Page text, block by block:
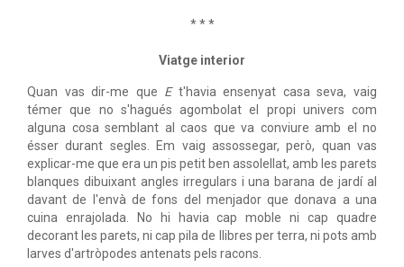
* * *
Viatge interior
Quan vas dir-me que Et'havia ensenyat casa seva, vaig
témer que no s'hagués agombolat el propi univers com
alguna cosa semblant al caos que va conviure amb el no
ésser durant segles. Em vaig assossegar, però, quan vas
explicar-me que era un pis petit ben assolellat, amb les parets
blanques dibuixant angles irregulars i una barana de jardí al
davant de l'envà de fons del menjador que donava a una
cuina enrajolada. No hi havia cap moble ni cap quadre
decorant les parets, ni cap pila de llibres per terra, ni pots amb
larves d'artròpodes antenats pels racons.